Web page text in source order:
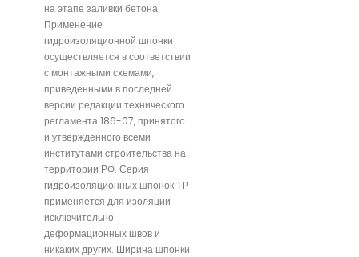
на этапе заливки бетона.
Применение
гидроизоляционной шпонки
осуществляется в соответствии
с монтажными схемами,
приведенными в последней
версии редакции технического
регламента 186-07, принятого
и утвержденного всеми
институтами строительства на
территории РФ. Серия
гидроизоляционных шпонок ТР
применяется для изоляции
исключительно
деформационных швов и
никаких других. Ширина шпонки